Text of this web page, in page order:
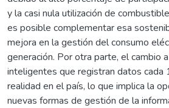
y la casi nula utilización de
es posible complementar esa
mejora en la gestión del consumo
generación. Por otra parte, el cambio
inteligentes que registran datos cada
realidad en el país, lo que implica la
nuevas formas de gestión de la